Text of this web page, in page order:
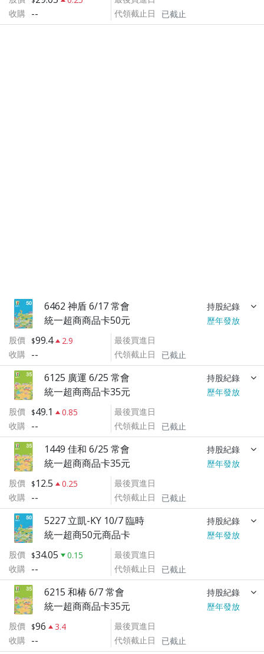
收購 --
代領截止日
已截止
6462 神盾 6/17 常會 持股紀錄
統一超商商品卡50元
歷年發放
股價
99.4
2.9
收購 --
最後買進日
代領截止日
已截止
6125 廣運 6/25 常會 持股紀錄
統一超商商品卡35元
歷年發放
股價
49.1
0.85
收購 --
最後買進日
代領截止日
已截止
1449 佳和 6/25 常會 持股紀錄
統一超商商品卡35元
歷年發放
股價
12.5
0.25
收購 --
最後買進日
代領截止日
已截止
5227 立凱-KY 10/7 臨時 持股紀錄
統一超商50元商品卡
歷年發放
股價
34.05
0.15
收購 --
最後買進日
代領截止日
已截止
6215 和椿 6/7 常會 持股紀錄
統一超商商品卡35元
歷年發放
股價
96
3.4
收購 --
最後買進日
代領截止日
已截止